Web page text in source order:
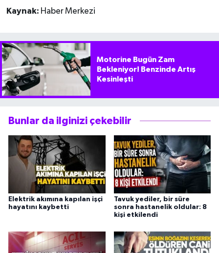
Kaynak: Haber Merkezi
Motorine Bugün Zam
Bekleniyor! Benzinde Artış
Kesinleşti
Bunlar da ilginizi çekebilir
Elektrik akımına kapılan işçi
hayatını kaybetti
Tavuk yediler, bir süre
sonra hastanelik oldular: 8
kişi etkilendi